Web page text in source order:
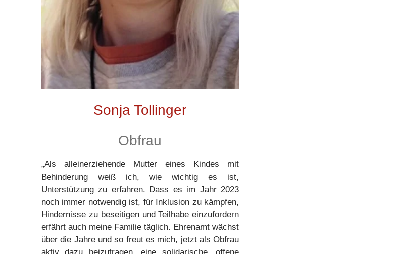
Sonja Tollinger
Obfrau
„Als alleinerziehende Mutter eines Kindes mit
Behinderung weiß ich, wie wichtig es ist,
Unterstützung zu erfahren. Dass es im Jahr 2023
noch immer notwendig ist, für Inklusion zu kämpfen,
Hindernisse zu beseitigen und Teilhabe einzufordern
erfährt auch meine Familie täglich. Ehrenamt wächst
über die Jahre und so freut es mich, jetzt als Obfrau